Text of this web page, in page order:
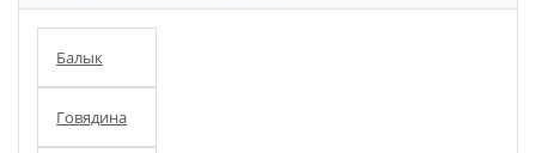
Балык
Говядина